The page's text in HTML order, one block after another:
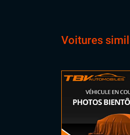
Voitures